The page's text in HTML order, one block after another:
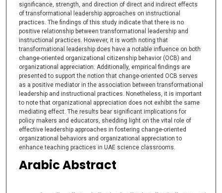
significance, strength, and direction of direct and indirect effects
of transformational leadership approaches on instructional
practices. The findings of this study indicate that there is no
positive relationship between transformational leadership and
instructional practices. However, it is worth noting that
transformational leadership does have a notable influence on both
change-oriented organizational citizenship behavior (OCB) and
organizational appreciation. Additionally, empirical findings are
presented to support the notion that change-oriented OCB serves
as a positive mediator in the association between transformational
leadership and instructional practices. Nonetheless, it is important
to note that organizational appreciation does not exhibit the same
mediating effect. The results bear significant implications for
policy makers and educators, shedding light on the vital role of
effective leadership approaches in fostering change-oriented
organizational behaviors and organizational appreciation to
enhance teaching practices in UAE science classrooms.
Arabic Abstract